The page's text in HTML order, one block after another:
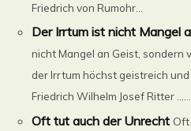
Friedrich von Rumohr...
Der Irrtum ist nicht Mangel
nicht Mangel an Geist, sondern
der Irrtum höchst geistreich und
Friedrich Wilhelm Josef Ritter ......
Oft tut auch der Unrecht Oft